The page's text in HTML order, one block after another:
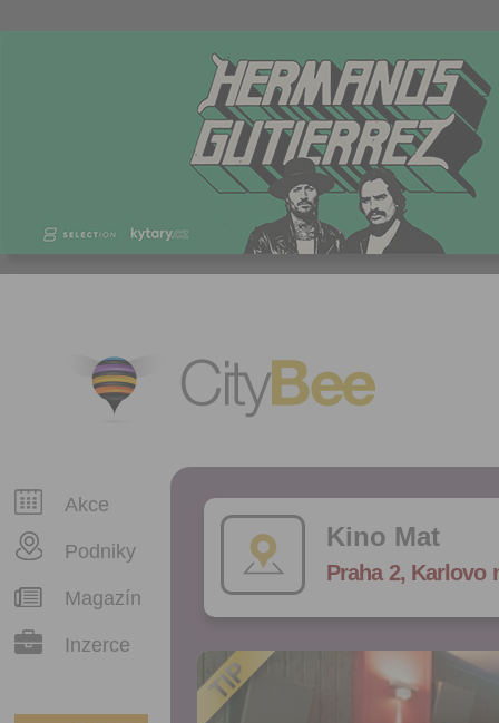
CityBee
Akce
Podniky
Magazín
Inzerce
Kino Mat
Praha 2, Karlovo